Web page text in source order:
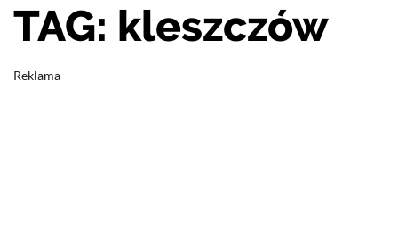
TAG: kleszczów
Reklama